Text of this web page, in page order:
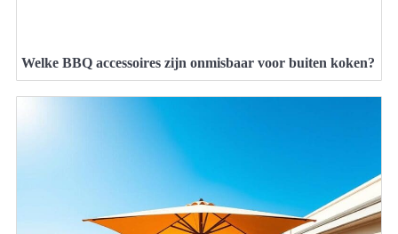
Welke BBQ accessoires zijn onmisbaar voor buiten koken?